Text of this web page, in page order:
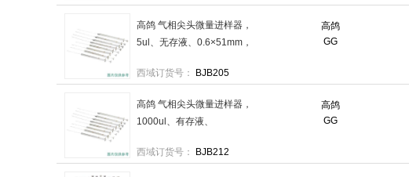
高鸽
GG
高鸽 气相尖头微量进样器，
5ul、无存液、0.6×51mm，
西域订货号：
BJB205
高鸽
GG
高鸽 气相尖头微量进样器，
1000ul、有存液、
卖规格：1个
西域订货号： BJB212